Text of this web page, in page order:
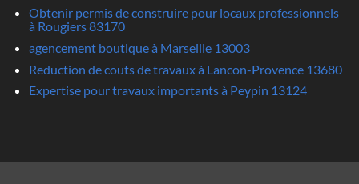
Obtenir permis de construire pour locaux professionnels
à Rougiers 83170
agencement boutique à Marseille 13003
Reduction de couts de travaux à Lancon-Provence 13680
Expertise pour travaux importants à Peypin 13124